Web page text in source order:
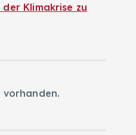
Klimakrise zu
vorhanden.